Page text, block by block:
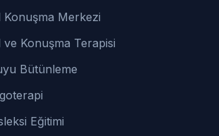
Konuşma Merkezi
ve Konuşma Terapisi
Bütünleme
Eğitimi